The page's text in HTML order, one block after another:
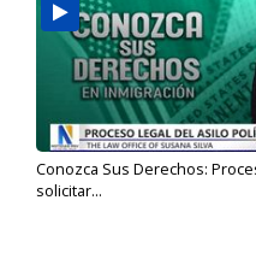
Conozca Sus Derechos:
solicitar...